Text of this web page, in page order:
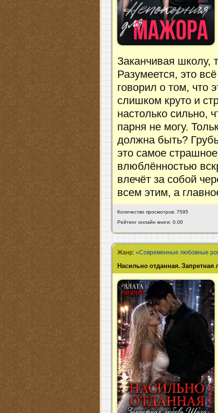
Заканчивая школу,
Разумеется, это
говорил о том, что
слишком круто и
настолько сильно,
парня не могу.
должна быть?
это самое
влюблённостью
влечёт за собой
всем этим, а
Количество просмотров: 7595
Рейтинг онлайн книги: 0.00
Жанр:«Современные любовные
Насильно отданная.